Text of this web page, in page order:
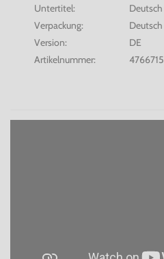
Untertitel:
Deutsch
Verpackung:
Deutsch
Version:
DE
Artikelnummer:
4766715